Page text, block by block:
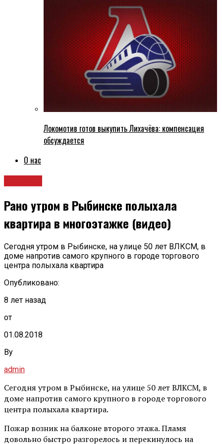
Локомотив готов выкупить Лихачёва: компенсация
обсуждается
О нас
Рано утром в Рыбинске полыхала
квартира в многоэтажке (видео)
Сегодня утром в Рыбинске, на улице 50 лет ВЛКСМ, в
доме напротив самого крупного в городе торгового
центра полыхала квартира
Опубликовано:
8 лет назад
от
01.08.2018
By
admin
Сегодня утром в Рыбинске, на улице 50 лет ВЛКСМ, в
доме напротив самого крупного в городе торгового
центра полыхала квартира.
Пожар возник на балконе второго этажа. Пламя
довольно быстро разгорелось и перекинулось на